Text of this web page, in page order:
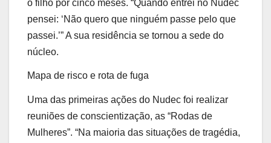
o filho por cinco meses. “Quando entrei no Nudec
pensei: ‘Não quero que ninguém passe pelo que
passei.’” A sua residência se tornou a sede do
núcleo.
Mapa de risco e rota de fuga
Uma das primeiras ações do Nudec foi realizar
reuniões de conscientização, as “Rodas de
Mulheres”. “Na maioria das situações de tragédia,